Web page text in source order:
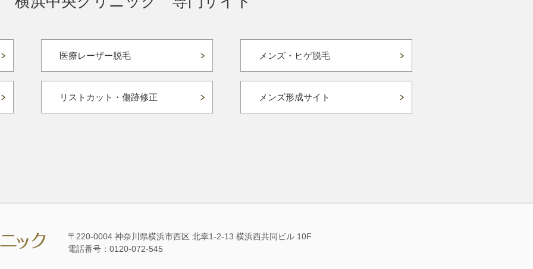
医療レーザー脱毛 メンズ・ヒゲ脱毛
リストカット・傷跡修正 メンズ形成サイト
〒220-0004 神奈川県横浜市西区 北幸1-2-13 横浜西共同ビル 10F
電話番号：0120-072-545